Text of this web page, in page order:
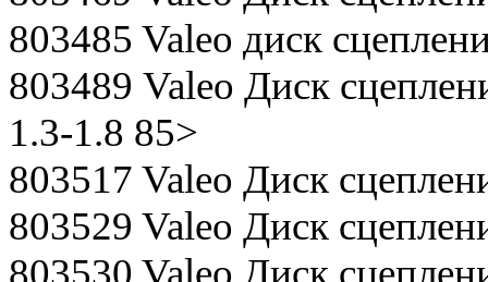
803485 Valeo диск
803489 Valeo Диск
1.3-1.8 85>
803517 Valeo Диск
803529 Valeo Диск
803530 Valeo Диск